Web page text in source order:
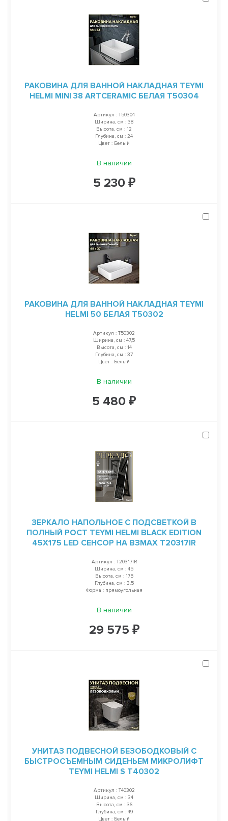
РАКОВИНА ДЛЯ ВАННОЙ НАКЛАДНАЯ TEYMI
HELMI MINI 38 ARTCERAMIC БЕЛАЯ T50304
Артикул : T50304
Ширина, см : 38
Высота, см : 12
Глубина, см : 24
Цвет : Белый
В наличии
5 230 ₽
РАКОВИНА ДЛЯ ВАННОЙ НАКЛАДНАЯ TEYMI
HELMI 50 БЕЛАЯ T50302
Артикул : T50302
Ширина, см : 47,5
Высота, см : 14
Глубина, см : 37
Цвет : Белый
В наличии
5 480 ₽
ЗЕРКАЛО НАПОЛЬНОЕ С ПОДСВЕТКОЙ В
ПОЛНЫЙ РОСТ TEYMI HELMI BLACK EDITION
45Х175 LED СЕНСОР НА ВЗМАХ T20317IR
Артикул : T20317IR
Ширина, см : 45
Высота, см : 175
Глубина, см : 3.5
Форма : прямоугольная
В наличии
29 575 ₽
УНИТАЗ ПОДВЕСНОЙ БЕЗОБОДКОВЫЙ С
БЫСТРОСЪЕМНЫМ СИДЕНЬЕМ МИКРОЛИФТ
TEYMI HELMI S T40302
Артикул : T40302
Ширина, см : 34
Высота, см : 36
Глубина, см : 49
Цвет : Белый